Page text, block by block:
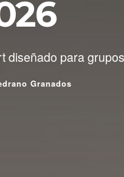
diseñado para
Granados